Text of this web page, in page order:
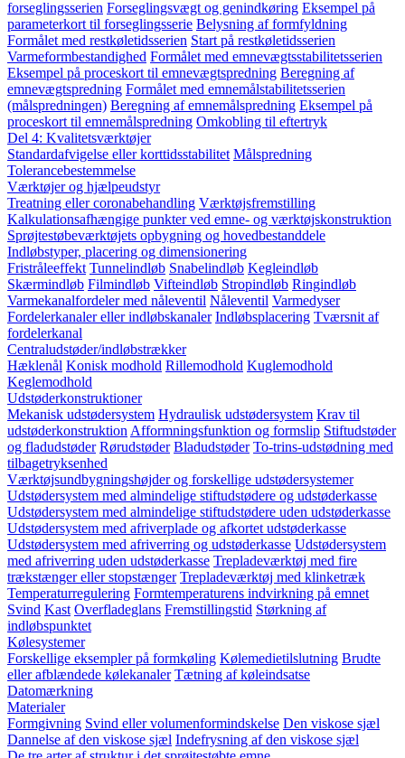
forseglingsserien Forseglingsvægt og genindkøring Eksempel på
parameterkort til forseglingsserie Belysning af formfyldning
Formålet med restkøletidsserien Start på restkøletidsserien
Varmeformbestandighed Formålet med emnevægtsstabilitetsserien
Eksempel på proceskort til emnevægtspredning Beregning af
emnevægtspredning Formålet med emnemålstabilitetsserien
(målspredningen) Beregning af emnemålspredning Eksempel på
proceskort til emnemålspredning Omkobling til eftertryk
Del 4: Kvalitetsværktøjer
Standardafvigelse eller korttidsstabilitet Målspredning
Tolerancebestemmelse
Værktøjer og hjælpeudstyr
Treatning eller coronabehandling Værktøjsfremstilling
Kalkulationsafhængige punkter ved emne- og værktøjskonstruktion
Sprøjtestøbeværktøjets opbygning og hovedbestanddele
Indløbstyper, placering og dimensionering
Fristråleeffekt Tunnelindløb Snabelindløb Kegleindløb
Skærmindløb Filmindløb Vifteindløb Stropindløb Ringindløb
Varmekanalfordeler med nåleventil Nåleventil Varmedyser
Fordelerkanaler eller indløbskanaler Indløbsplacering Tværsnit af
fordelerkanal
Centraludstøder/indløbstrækker
Hæklenål Konisk modhold Rillemodhold Kuglemodhold
Keglemodhold
Udstøderkonstruktioner
Mekanisk udstødersystem Hydraulisk udstødersystem Krav til
udstøderkonstruktion Afformningsfunktion og formslip Stiftudstøder
og fladudstøder Rørudstøder Bladudstøder To-trins-udstødning med
tilbagetryksenhed
Værktøjsundbygningshøjder og forskellige udstødersystemer
Udstødersystem med almindelige stiftudstødere og udstøderkasse
Udstødersystem med almindelige stiftudstødere uden udstøderkasse
Udstødersystem med afriverplade og afkortet udstøderkasse
Udstødersystem med afriverring og udstøderkasse Udstødersystem
med afriverring uden udstøderkasse Trepladeværktøj med fire
trækstænger eller stopstænger Trepladeværktøj med klinketræk
Temperaturregulering Formtemperaturens indvirkning på emnet
Svind Kast Overfladeglans Fremstillingstid Størkning af
indløbspunktet
Kølesystemer
Forskellige eksempler på formkøling Kølemedietilslutning Brudte
eller afblændede kølekanaler Tætning af køleindsatse
Datomærkning
Materialer
Formgivning Svind eller volumenformindskelse Den viskose sjæl
Dannelse af den viskose sjæl Indefrysning af den viskose sjæl